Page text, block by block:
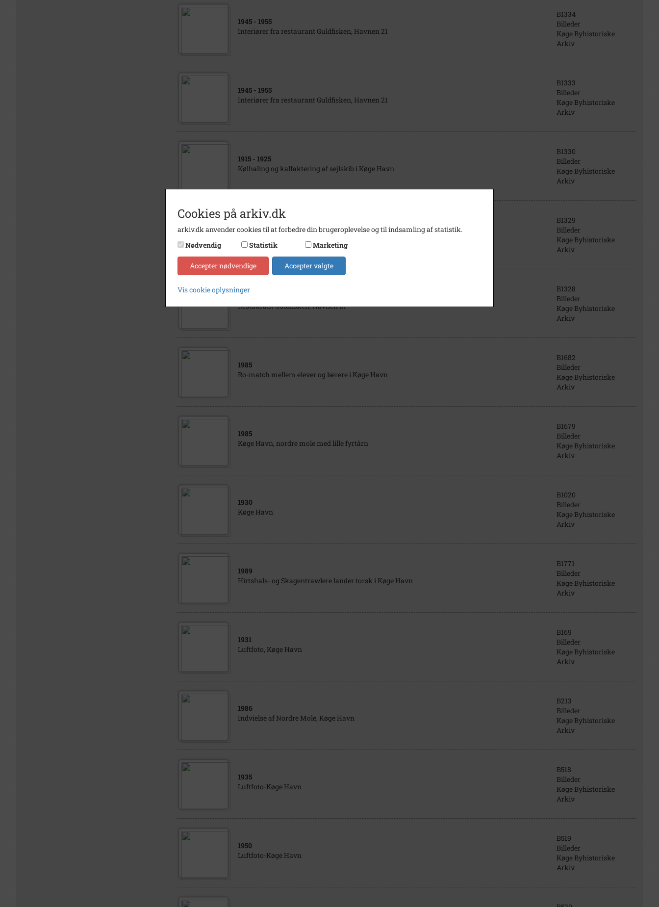
1945 - 1955
Interiører fra restaurant Guldfisken, Havnen 21
B1334
Billeder
Køge Byhistoriske
Arkiv
1945 - 1955
Interiører fra restaurant Guldfisken, Havnen 21
B1333
Billeder
Køge Byhistoriske
Arkiv
1915 - 1925
Kølhaling og kalfaktering af sejlskib i Køge Havn
B1330
Billeder
Køge Byhistoriske
Arkiv
1915- 1925
B1329
Billeder
Køge Byhistoriske
Arkiv
1945
Restaurant Guldfisken, Havnen 21
B1328
Billeder
Køge Byhistoriske
Arkiv
1985
Ro-match mellem elever og lærere i Køge Havn
B1682
Billeder
Køge Byhistoriske
Arkiv
1985
Køge Havn, nordre mole med lille fyrtårn
B1679
Billeder
Køge Byhistoriske
Arkiv
1930
Køge Havn
B1020
Billeder
Køge Byhistoriske
Arkiv
1989
Hirtshals- og Skagentrawlere lander torsk i Køge Havn
B1771
Billeder
Køge Byhistoriske
Arkiv
1931
Luftfoto, Køge Havn
B169
Billeder
Køge Byhistoriske
Arkiv
1986
Indvielse af Nordre Mole, Køge Havn
B213
Billeder
Køge Byhistoriske
Arkiv
1935
Luftfoto-Køge Havn
B518
Billeder
Køge Byhistoriske
Arkiv
1950
Luftfoto-Køge Havn
B519
Billeder
Køge Byhistoriske
Arkiv
Cookies på arkiv.dk
arkiv.dk anvender cookies til at forbedre din brugeroplevelse og til indsamling af statistik.
Nødvendig
Statistik Marketing
Accepter nødvendige Accepter valgte
Vis cookie oplysninger